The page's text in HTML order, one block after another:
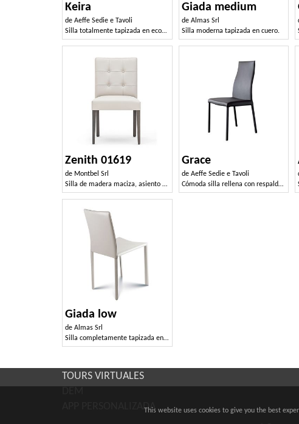
Keira
de Aeffe Sedie e Tavoli
Silla totalmente tapizada en ecopiel o terciopelo.
Giada medium
de Almas Srl
Silla moderna tapizada en cuero.
Zenith 01619
de Montbel Srl
Silla de madera maciza, asiento y respaldo tapizados, acolchado atrás, tapicería de cuero, para los comedores
Grace
de Aeffe Sedie e Tavoli
Cómoda silla rellena con respaldo curvo
Giada low
de Almas Srl
Silla completamente tapizada en cuero.
TOURS VIRTUALES
APP PERSONALIZADAThis website uses cookies to give you the best